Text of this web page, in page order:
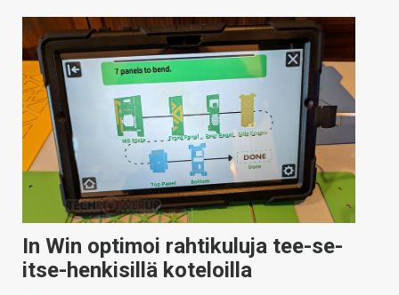
TIETOA
HINTA.FI
KAUPPA
VAIHDA TEEMA
HAKU
In Win optimoi rahtikuluja tee-se-
itse-henkisillä koteloilla